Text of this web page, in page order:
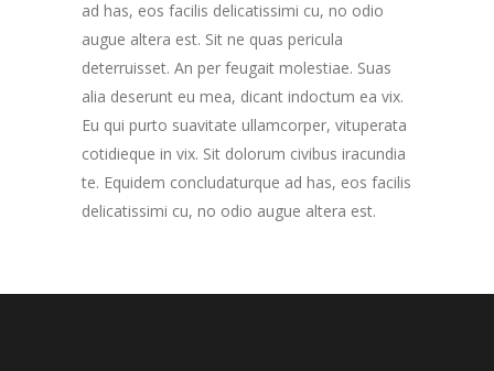
ad has, eos facilis delicatissimi cu, no odio
augue altera est. Sit ne quas pericula
deterruisset. An per feugait molestiae. Suas
alia deserunt eu mea, dicant indoctum ea vix.
Eu qui purto suavitate ullamcorper, vituperata
cotidieque in vix. Sit dolorum civibus iracundia
te. Equidem concludaturque ad has, eos facilis
delicatissimi cu, no odio augue altera est.